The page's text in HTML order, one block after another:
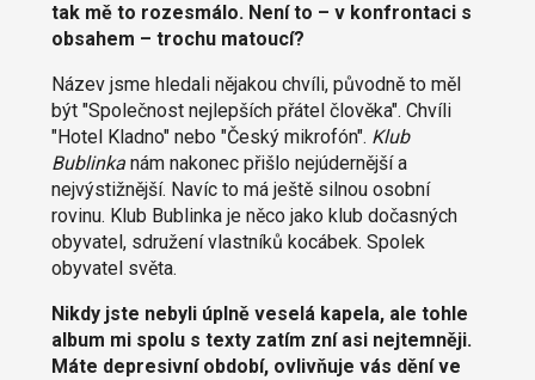
tak mě to rozesmálo. Není to – v konfrontaci s
obsahem – trochu matoucí?
Název jsme hledali nějakou chvíli, původně to měl
být "Společnost nejlepších přátel člověka". Chvíli
"Hotel Kladno" nebo "Český mikrofón". Klub
Bublinkanám nakonec přišlo nejúdernější a
nejvýstižnější. Navíc to má ještě silnou osobní
rovinu. Klub Bublinka je něco jako klub dočasných
obyvatel, sdružení vlastníků kocábek. Spolek
obyvatel světa.
Nikdy jste nebyli úplně veselá kapela, ale tohle
album mi spolu s texty zatím zní asi nejtemněji.
Máte depresivní období, ovlivňuje vás dění ve